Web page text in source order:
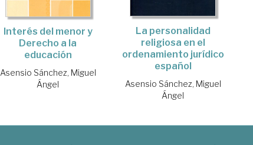
Interés del menor y
Derecho a la
educación
Asensio Sánchez, Miguel
Ángel
La personalidad
religiosa en el
ordenamiento jurídico
español
Asensio Sánchez, Miguel
Ángel